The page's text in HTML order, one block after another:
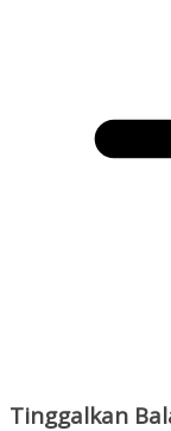
Tinggalkan